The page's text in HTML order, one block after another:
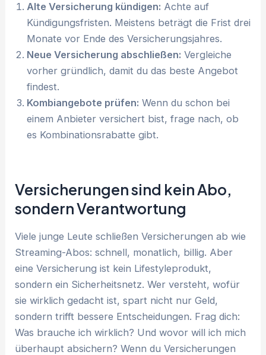
Alte Versicherung kündigen: Achte auf
Kündigungsfristen. Meistens beträgt die Frist drei
Monate vor Ende des Versicherungsjahres.
Neue Versicherung abschließen: Vergleiche
vorher gründlich, damit du das beste Angebot
findest.
Kombiangebote prüfen: Wenn du schon bei
einem Anbieter versichert bist, frage nach, ob
es Kombinationsrabatte gibt.
Versicherungen sind kein Abo,
sondern Verantwortung
Viele junge Leute schließen Versicherungen ab wie
Streaming-Abos: schnell, monatlich, billig. Aber
eine Versicherung ist kein Lifestyleprodukt,
sondern ein Sicherheitsnetz. Wer versteht, wofür
sie wirklich gedacht ist, spart nicht nur Geld,
sondern trifft bessere Entscheidungen. Frag dich:
Was brauche ich wirklich? Und wovor will ich mich
überhaupt absichern? Wenn du Versicherungen